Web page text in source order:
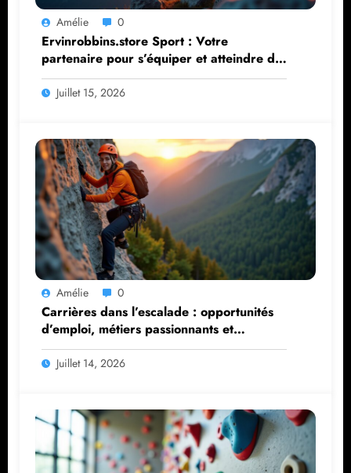
Amélie 0
Ervinrobbins.store Sport : Votre
partenaire pour s’équiper et atteindre de
nouveaux sommets
Juillet 15, 2026
Amélie 0
Carrières dans l’escalade : opportunités
d’emploi, métiers passionnants et
parcours de formation
Juillet 14, 2026